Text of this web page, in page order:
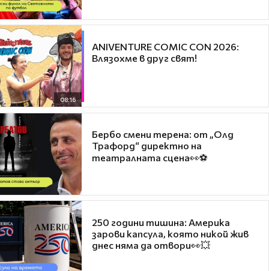
08:16
ANIVENTURE COMIC CON 2026:
Влязохме в друг свят!
Бербо смени терена: от „Олд
Трафорд“ директно на
театралната сцена👀⚽
250 години тишина: Америка
зарови капсула, която никой жив
днес няма да отвори👀💥